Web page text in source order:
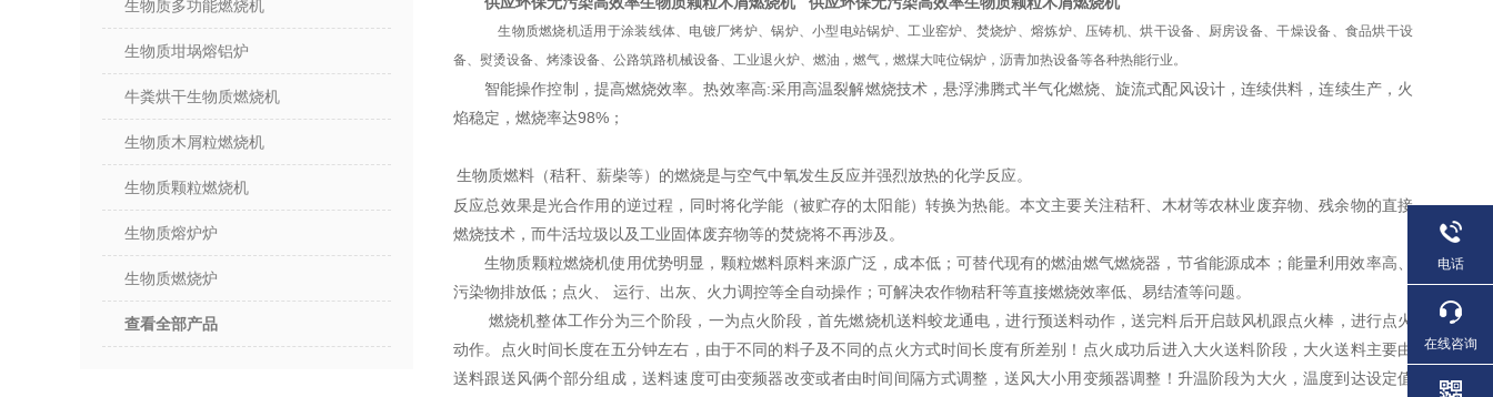
生物质多功能燃烧机
生物质坩埚熔铝炉
牛粪烘干生物质燃烧机
生物质木屑粒燃烧机
生物质颗粒燃烧机
生物质熔炉炉
生物质燃烧炉
查看全部产品
生物质燃烧机适用于涂装线体、电镀厂烤炉、锅炉、小型电站锅炉、工业窑炉、焚烧炉、熔炼炉、压铸机、烘干设备、厨房设备、干燥设备、食品烘干设
备、熨烫设备、烤漆设备、公路筑路机械设备、工业退火炉、燃油，燃气，燃煤大吨位锅炉，沥青加热设备等各种热能行业。
智能操作控制，提高燃烧效率。热效率高:采用高温裂解燃烧技术，悬浮沸腾式半气化燃烧、旋流式配风设计，连续供料，连续生产，火
焰稳定，燃烧率达98%；
生物质燃料（秸秆、薪柴等）的燃烧是与空气中氧发生反应并强烈放热的化学反应。
反应总效果是光合作用的逆过程，同时将化学能（被贮存的太阳能）转换为热能。本文主要关注秸秆、木材等农林业废弃物、残余物的直接
燃烧技术，而牛活垃圾以及工业固体废弃物等的焚烧将不再涉及。
生物质颗粒燃烧机使用优势明显，颗粒燃料原料来源广泛，成本低；可替代现有的燃油燃气燃烧器，节省能源成本；能量利用效率高、
污染物排放低；点火、 运行、出灰、火力调控等全自动操作；可解决农作物秸秆等直接燃烧效率低、易结渣等问题。
燃烧机整体工作分为三个阶段，一为点火阶段，首先燃烧机送料蛟龙通电，进行预送料动作，送完料后开启鼓风机跟点火棒，进行点火
动作。点火时间长度在五分钟左右，由于不同的料子及不同的点火方式时间长度有所差别！点火成功后进入大火送料阶段，大火送料主要由
送料跟送风俩个部分组成，送料速度可由变频器改变或者由时间间隔方式调整，送风大小用变频器调整！升温阶段为大火，温度到达设定值
电话
在线咨询